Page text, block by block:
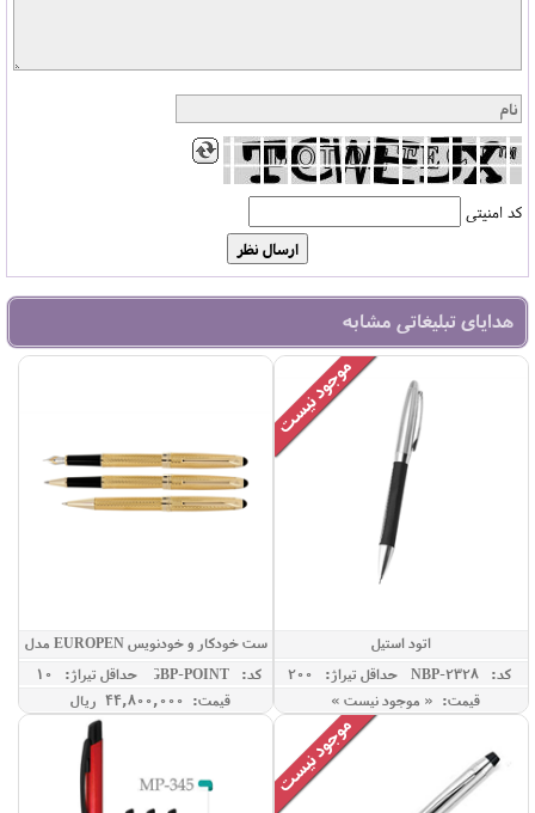
کد امنیتی
هدایای تبلیغاتی مشابه
اتود استیل
کد: NBP-2328
حداقل تيراژ: 200
قیمت: « موجود نیست »
ست خودکار و خودنویس EUROPEN مدل
POINT
کد: GBP-POINT
حداقل تيراژ: 10
قیمت: 44,800,000 ريال